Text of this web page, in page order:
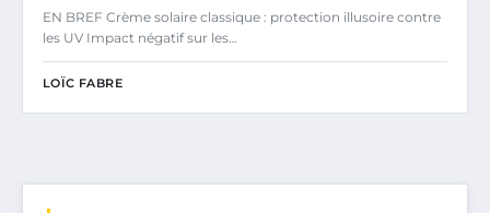
EN BREF Crème solaire classique : protection illusoire contre
les UV Impact négatif sur les…
LOÏC FABRE